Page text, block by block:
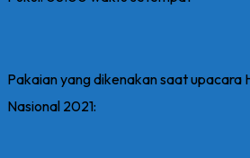
Pakaian yang dikenakan saat upacara
Nasional 2021: